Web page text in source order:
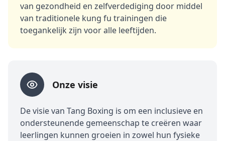
van gezondheid en zelfverdediging door middel
van traditionele kung fu trainingen die
toegankelijk zijn voor alle leeftijden.
Onze visie
De visie van Tang Boxing is om een inclusieve en
ondersteunende gemeenschap te creëren waar
leerlingen kunnen groeien in zowel hun fysieke